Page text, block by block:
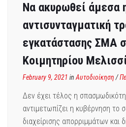
Να ακυρωθεί άμεσα
αντισυνταγματική
εγκατάστασης ΣΜΑ
Κοιμητηρίου
February 9, 2021 in Αυτοδιοίκηση /
Δεν έχει τέλος η
αντιμετωπίζει η κυβέρνηση το
διαχείρισης απορριμμάτων και